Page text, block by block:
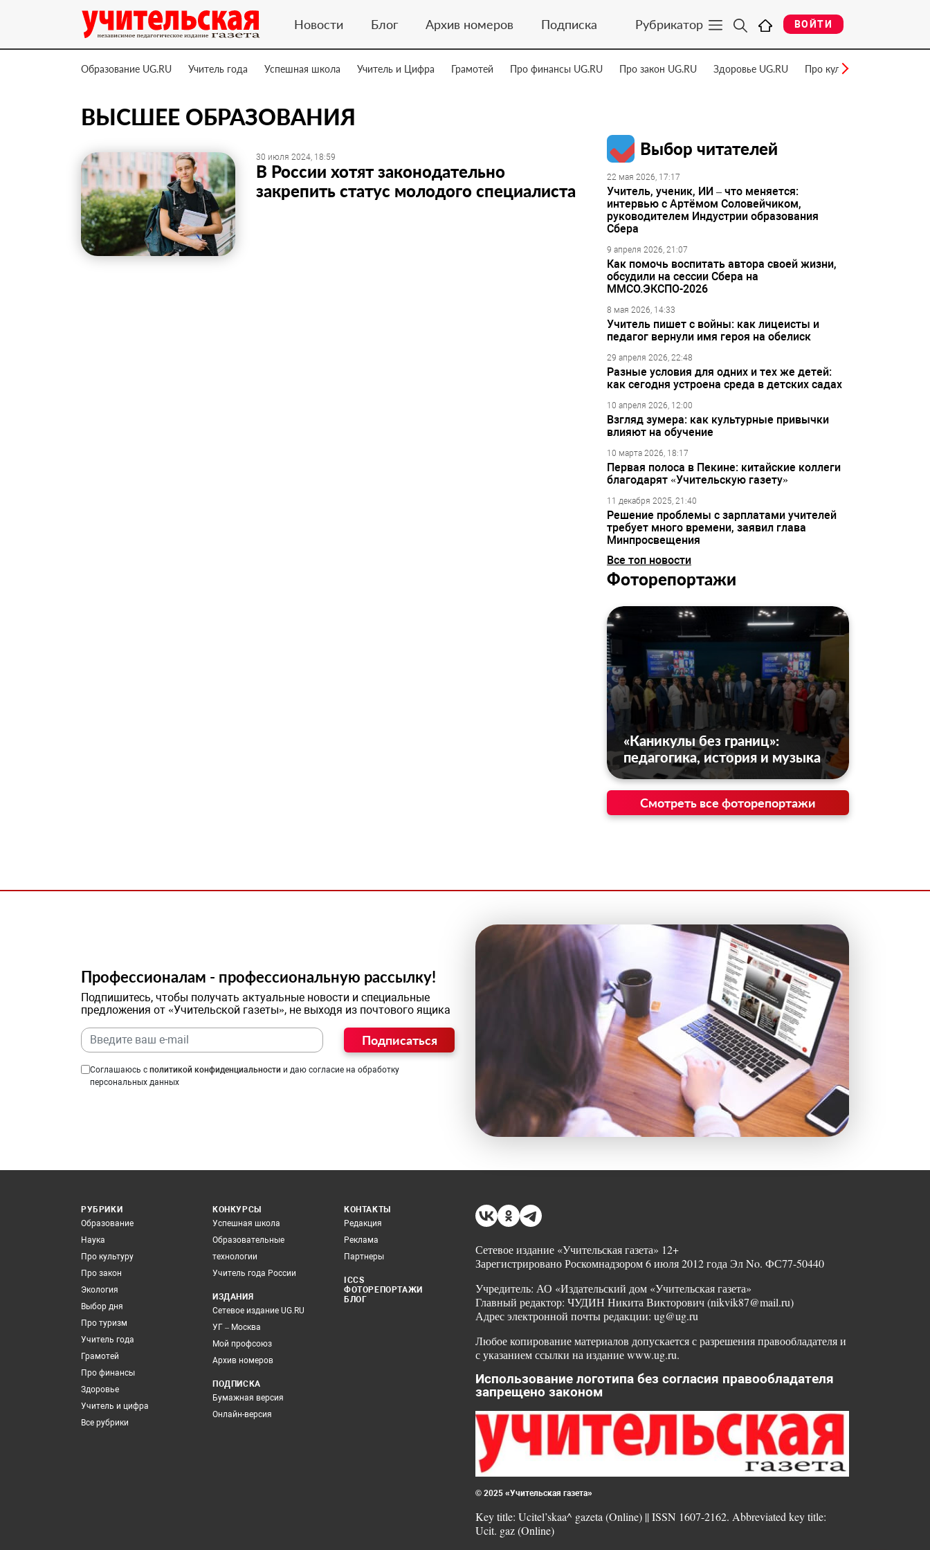
Новости Блог Архив номеров Подписка Рубрикатор ВОЙТИ
Образование UG.RU Учитель года Успешная школа Учитель и Цифра Грамотей Про финансы UG.RU Про закон UG.RU Здоровье UG.RU Про культуру UG.RU
ВЫСШЕЕ ОБРАЗОВАНИЯ
30 июля 2024, 18:59
В России хотят законодательно
закрепить статус молодого специалиста
Выбор читателей
22 мая 2026, 17:17
Учитель, ученик, ИИ – что меняется:
интервью с Артёмом Соловейчиком,
руководителем Индустрии образования
Сбера
9 апреля 2026, 21:07
Как помочь воспитать автора своей жизни,
обсудили на сессии Сбера на
ММСО.ЭКСПО-2026
8 мая 2026, 14:33
Учитель пишет с войны: как лицеисты и
педагог вернули имя героя на обелиск
29 апреля 2026, 22:48
Разные условия для одних и тех же детей:
как сегодня устроена среда в детских садах
10 апреля 2026, 12:00
Взгляд зумера: как культурные привычки
влияют на обучение
10 марта 2026, 18:17
Первая полоса в Пекине: китайские коллеги
благодарят «Учительскую газету»
11 декабря 2025, 21:40
Решение проблемы с зарплатами учителей
требует много времени, заявил глава
Минпросвещения
Все топ новости
Фоторепортажи
«Каникулы без границ»:
педагогика, история и музыка
Смотреть все фоторепортажи
Профессионалам - профессиональную рассылку!
Подпишитесь, чтобы получать актуальные новости и специальные
предложения от «Учительской газеты», не выходя из почтового ящика
Подписаться
Соглашаюсь с политикой конфиденциальности и даю согласие на обработку
персональных данных
РУБРИКИ
Образование
Наука
Про культуру
Про закон
Экология
Выбор дня
Про туризм
Учитель года
Грамотей
Про финансы
Здоровье
Учитель и цифра
Все рубрики
КОНКУРСЫ
Успешная школа
Образовательные
технологии
Учитель года России
ИЗДАНИЯ
Сетевое издание UG.RU
УГ – Москва
Мой профсоюз
Архив номеров
ПОДПИСКА
Бумажная версия
Онлайн-версия
КОНТАКТЫ
Редакция
Реклама
Партнеры
ICCS
ФОТОРЕПОРТАЖИ
БЛОГ
Сетевое издание «Учительская газета» 12+
Зарегистрировано Роскомнадзором 6 июля 2012 года Эл No. ФС77-50440
Учредитель: АО «Издательский дом «Учительская газета»
Главный редактор: ЧУДИН Никита Викторович (nikvik87@mail.ru)
Адрес электронной почты редакции: ug@ug.ru
Любое копирование материалов допускается с разрешения правообладателя и
с указанием ссылки на издание www.ug.ru.
Использование логотипа без согласия правообладателя
запрещено законом
© 2025 «Учительская газета»
Key title: Ucitel’skaa^ gazeta (Online) || ISSN 1607-2162. Abbreviated key title:
Ucit. gaz (Online)